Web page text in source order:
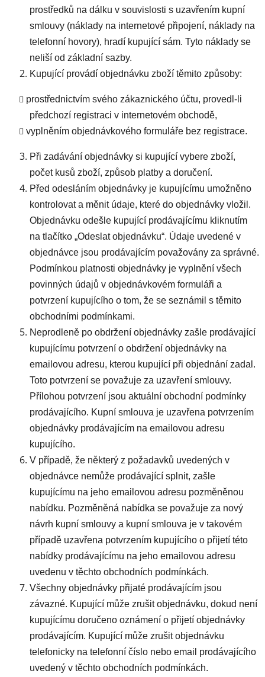
prostředků na dálku v souvislosti s uzavřením kupní
smlouvy (náklady na internetové připojení, náklady na
telefonní hovory), hradí kupující sám. Tyto náklady se
neliší od základní sazby.
Kupující provádí objednávku zboží těmito způsoby:
prostřednictvím svého zákaznického účtu, provedl-li
předchozí registraci v internetovém obchodě,
vyplněním objednávkového formuláře bez registrace.
Při zadávání objednávky si kupující vybere zboží,
počet kusů zboží, způsob platby a doručení.
Před odesláním objednávky je kupujícímu umožněno
kontrolovat a měnit údaje, které do objednávky vložil.
Objednávku odešle kupující prodávajícímu kliknutím
na tlačítko „Odeslat objednávku“. Údaje uvedené v
objednávce jsou prodávajícím považovány za správné.
Podmínkou platnosti objednávky je vyplnění všech
povinných údajů v objednávkovém formuláři a
potvrzení kupujícího o tom, že se seznámil s těmito
obchodními podmínkami.
Neprodleně po obdržení objednávky zašle prodávající
kupujícímu potvrzení o obdržení objednávky na
emailovou adresu, kterou kupující při objednání zadal.
Toto potvrzení se považuje za uzavření smlouvy.
Přílohou potvrzení jsou aktuální obchodní podmínky
prodávajícího. Kupní smlouva je uzavřena potvrzením
objednávky prodávajícím na emailovou adresu
kupujícího.
V případě, že některý z požadavků uvedených v
objednávce nemůže prodávající splnit, zašle
kupujícímu na jeho emailovou adresu pozměněnou
nabídku. Pozměněná nabídka se považuje za nový
návrh kupní smlouvy a kupní smlouva je v takovém
případě uzavřena potvrzením kupujícího o přijetí této
nabídky prodávajícímu na jeho emailovou adresu
uvedenu v těchto obchodních podmínkách.
Všechny objednávky přijaté prodávajícím jsou
závazné. Kupující může zrušit objednávku, dokud není
kupujícímu doručeno oznámení o přijetí objednávky
prodávajícím. Kupující může zrušit objednávku
telefonicky na telefonní číslo nebo email prodávajícího
uvedený v těchto obchodních podmínkách.